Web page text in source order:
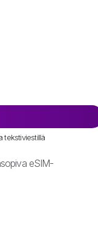
tekstiviestillä
eSIM-